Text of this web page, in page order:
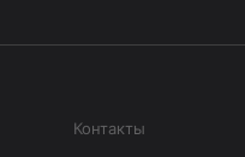
Контакты